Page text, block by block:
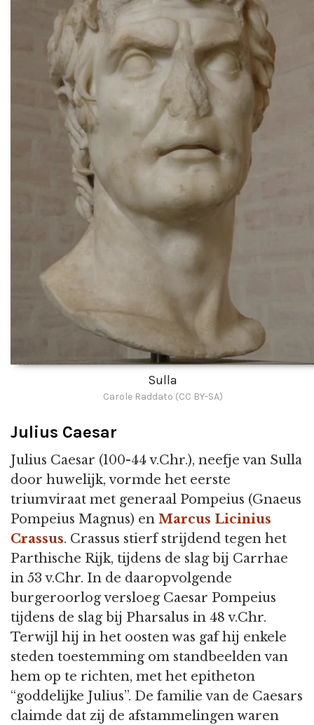
Sulla
Carole Raddato (CC BY-SA)
Julius Caesar
Julius Caesar (100-44 v.Chr.), neefje van Sulla
door huwelijk, vormde het eerste
triumviraat met generaal Pompeius (Gnaeus
Pompeius Magnus) en Marcus Licinius
Crassus. Crassus stierf strijdend tegen het
Parthische Rijk, tijdens de slag bij Carrhae
in 53 v.Chr. In de daaropvolgende
burgeroorlog versloeg Caesar Pompeius
tijdens de slag bij Pharsalus in 48 v.Chr.
Terwijl hij in het oosten was gaf hij enkele
steden toestemming om standbeelden van
hem op te richten, met het epitheton
“goddelijke Julius”. De familie van de Caesars
claimde dat zij de afstammelingen waren